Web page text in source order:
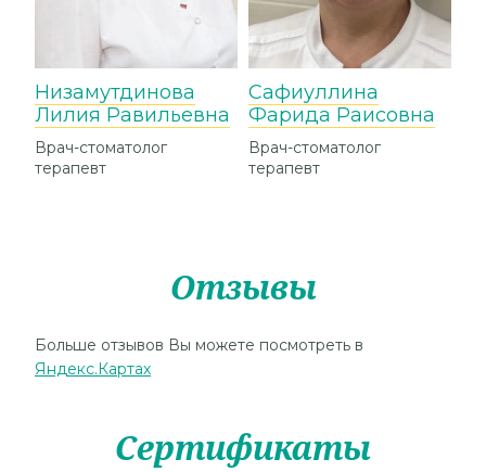
Низамутдинова
Лилия Равильевна
Врач-стоматолог
терапевт
Сафиуллина
Фарида Раисовна
Врач-стоматолог
терапевт
Отзывы
Больше отзывов Вы можете посмотреть в
Яндекс.Картах
Сертификаты